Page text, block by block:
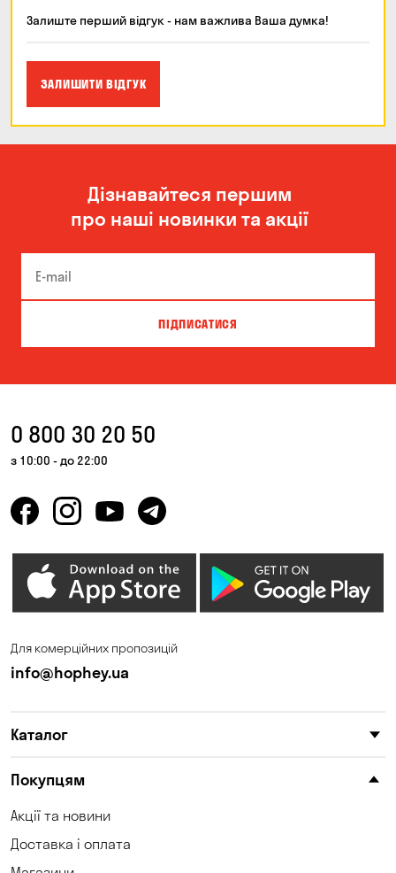
Залиште перший відгук - нам важлива Ваша думка!
ЗАЛИШИТИ ВІДГУК
Дізнавайтеся першим
про наші новинки та акції
ПІДПИСАТИСЯ
0 800 30 20 50
з 10:00 - до 22:00
Для комерційних пропозицій
info@hophey.ua
Каталог
Покупцям
Акції та новини
Доставка і оплата